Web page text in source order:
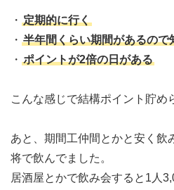
・ 定期的に行く
・ 半年間くらい期間があるので
・ ポイントが2倍の日がある
こんな感じで結構ポイント貯め
あと、期間工仲間とかと安く飲
将で飲んでました。
居酒屋とかで飲み会すると1人